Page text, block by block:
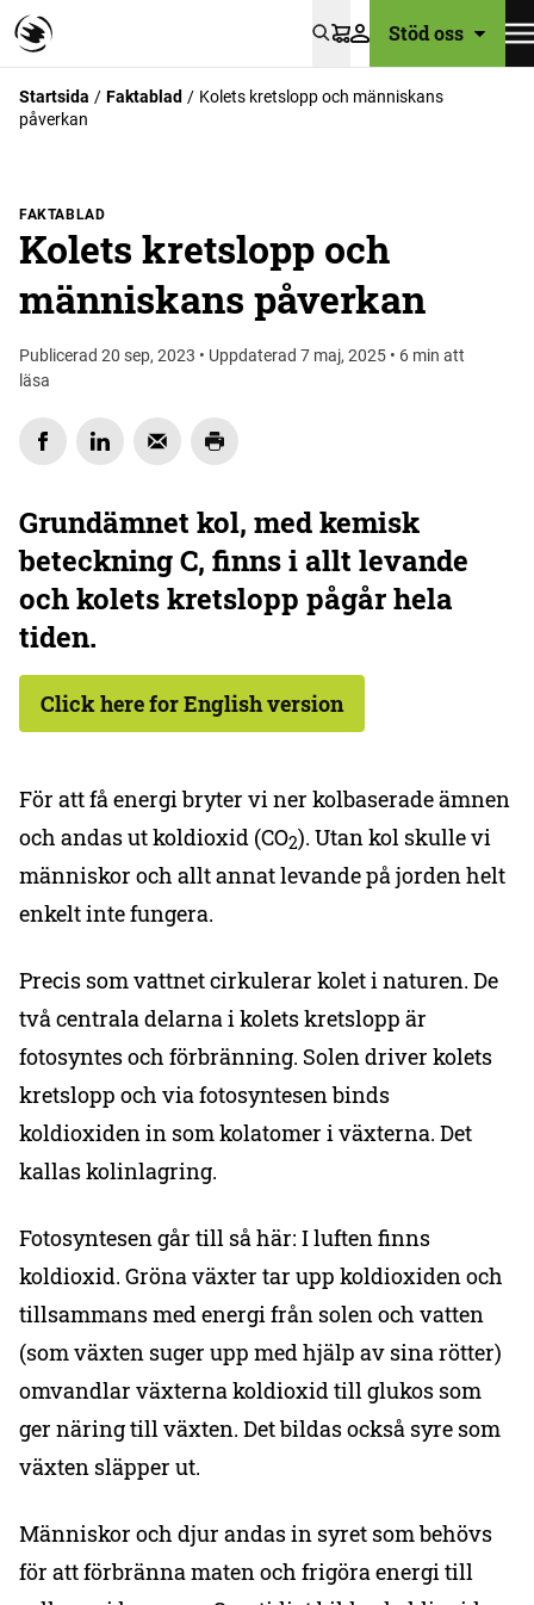
VarukorgStöd oss
Startsida Faktablad
Kolets kretslopp och människans
påverkan
FAKTABLAD
Kolets kretslopp och
människans påverkan
Publicerad 20 sep, 2023 • Uppdaterad 7 maj, 2025 • 6 min att
läsa
Grundämnet kol, med kemisk
beteckning C, finns i allt levande
och kolets kretslopp pågår hela
tiden.
Click here for English version
För att få energi bryter vi ner kolbaserade ämnen
och andas ut koldioxid (CO2). Utan kol skulle vi
människor och allt annat levande på jorden helt
enkelt inte fungera.
Precis som vattnet cirkulerar kolet i naturen. De
två centrala delarna i kolets kretslopp är
fotosyntes och förbränning. Solen driver kolets
kretslopp och via fotosyntesen binds
koldioxiden in som kolatomer i växterna. Det
kallas kolinlagring.
Fotosyntesen går till så här: I luften finns
koldioxid. Gröna växter tar upp koldioxiden och
tillsammans med energi från solen och vatten
(som växten suger upp med hjälp av sina rötter)
omvandlar växterna koldioxid till glukos som
ger näring till växten. Det bildas också syre som
växten släpper ut.
Människor och djur andas in syret som behövs
för att förbränna maten och frigöra energi till